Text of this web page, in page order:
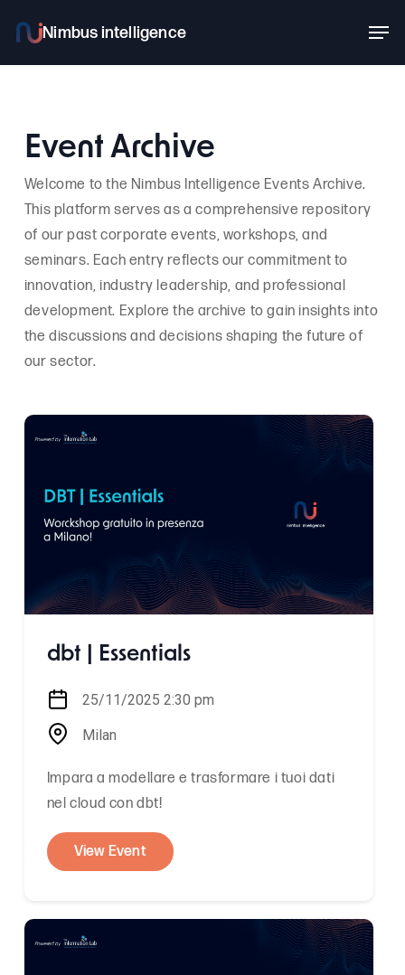
main
Event Archive
Welcome to the Nimbus Intelligence Events Archive.
This platform serves as a comprehensive repository
of our past corporate events, workshops, and
seminars. Each entry reflects our commitment to
innovation, industry leadership, and professional
development. Explore the archive to gain insights into
the discussions and decisions shaping the future of
our sector.
dbt | Essentials
25/11/2025 2:30 pm
Milan
Impara a modellare e trasformare i tuoi dati
nel cloud con dbt!
View Event